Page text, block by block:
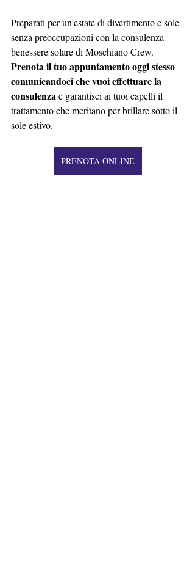
Preparati per un'estate di divertimento e sole
senza preoccupazioni con la consulenza
benessere solare di Moschiano Crew.
Prenota il tuo appuntamento oggi stesso
comunicandoci che vuoi effettuare la
consulenza e garantisci ai tuoi capelli il
trattamento che meritano per brillare sotto il
sole estivo.
PRENOTA ONLINE